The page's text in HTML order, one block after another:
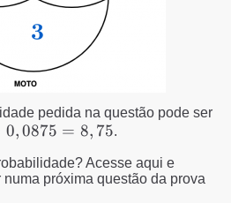
pedida na questão pode ser
0,0875 = 8, 75.
Acesse aqui e
próxima questão da prova